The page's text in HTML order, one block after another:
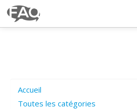
Poser une question
Accueil
Toutes les catégories